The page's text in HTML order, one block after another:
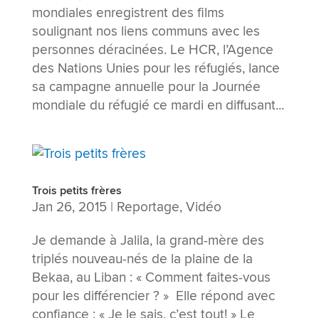
mondiales enregistrent des films
soulignant nos liens communs avec les
personnes déracinées. Le HCR, l’Agence
des Nations Unies pour les réfugiés, lance
sa campagne annuelle pour la Journée
mondiale du réfugié ce mardi en diffusant...
Trois petits frères
Jan 26, 2015| Reportage, Vidéo
Je demande à Jalila, la grand-mère des
triplés nouveau-nés de la plaine de la
Bekaa, au Liban : « Comment faites-vous
pour les différencier ? » Elle répond avec
confiance : « Je le sais, c’est tout! » Le